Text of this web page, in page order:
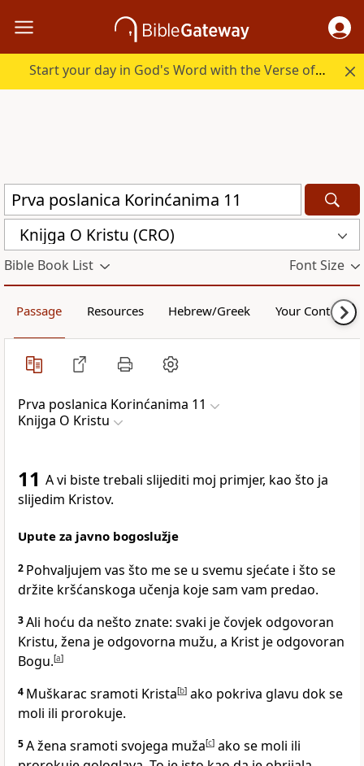
Start your day in God's Word with the Verse of the Day.
Knijga O Kristu (CRO)
Bible Book List Font Size
Passage Resources Hebrew/Greek Your Content
Prva poslanica Korinćanima 11
Knijga O Kristu
11 A vi biste trebali slijediti moj primjer, kao što ja
slijedim Kristov.
Upute za javno bogoslužje
2 Pohvaljujem vas što me se u svemu sjećate i što se
držite kršćanskoga učenja koje sam vam predao.
3Ali hoću da nešto znate: svaki je čovjek odgovoran
Kristu, žena je odgovorna mužu, a Krist je odgovoran
Bogu.[a]
4 Muškarac sramoti Krista[b] ako pokriva glavu dok se
moli ili prorokuje.
5A žena sramoti svojega muža[c] ako se moli ili